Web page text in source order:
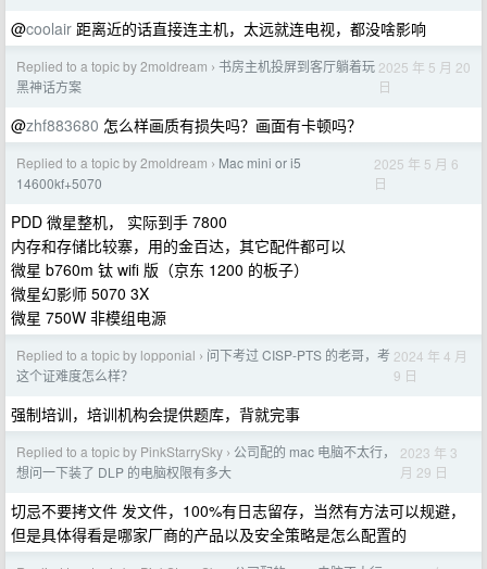
@coolair 距离近的话直接连主机，太远就连电视，都没啥影响
Replied to a topic by 2moldream › 书房主机投屏到客厅躺着玩
黑神话方案
2025 年 5 月 20
日
@zhf883680 怎么样画质有损失吗？画面有卡顿吗？
Replied to a topic by 2moldream › Mac mini or i5
14600kf+5070
2025 年 5 月 6
日
PDD 微星整机， 实际到手 7800
内存和存储比较寨，用的金百达，其它配件都可以
微星 b760m 钛 wifi 版（京东 1200 的板子）
微星幻影师 5070 3X
微星 750W 非模组电源
Replied to a topic by lopponial › 问下考过 CISP-PTS 的老哥，考
这个证难度怎么样？
2024 年 4 月
9 日
强制培训，培训机构会提供题库，背就完事
Replied to a topic by PinkStarrySky › 公司配的 mac 电脑不太行，
想问一下装了 DLP 的电脑权限有多大
2023 年 3
月 29 日
切忌不要拷文件 发文件，100%有日志留存，当然有方法可以规避，
但是具体得看是哪家厂商的产品以及安全策略是怎么配置的